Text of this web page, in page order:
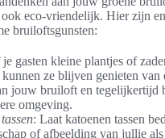
eco-vriendelijk. Hier zijn
bruiloftsgunsten:
je gasten kleine plantjes of
ze blijven genieten van
jouw bruiloft en tegelijkertijd
omgeving.
: Laat katoenen tassen
of afbeelding van jullie als